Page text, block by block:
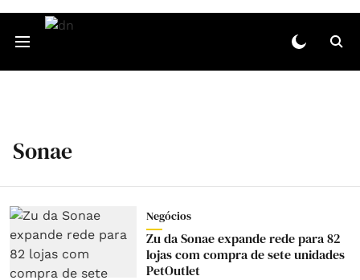
Sonae
Negócios
Zu da Sonae expande rede para 82
lojas com compra de sete unidades
PetOutlet